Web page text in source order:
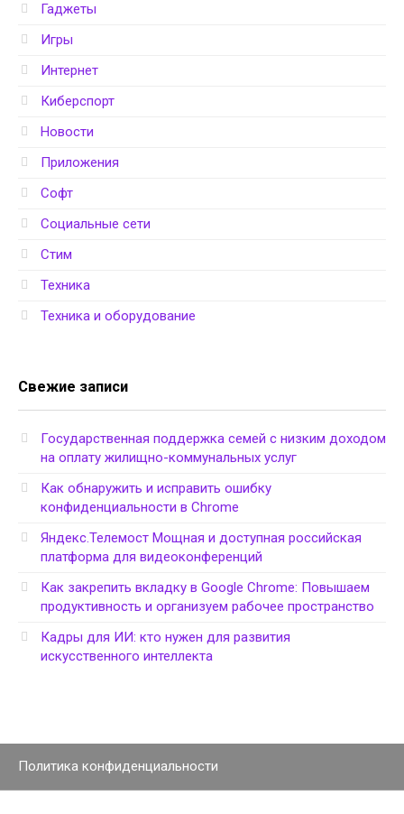
Гаджеты
Игры
Интернет
Киберспорт
Новости
Приложения
Софт
Социальные сети
Стим
Техника
Техника и оборудование
Свежие записи
Государственная поддержка семей с низким доходом
на оплату жилищно-коммунальных услуг
Как обнаружить и исправить ошибку
конфиденциальности в Chrome
Яндекс.Телемост Мощная и доступная российская
платформа для видеоконференций
Как закрепить вкладку в Google Chrome: Повышаем
продуктивность и организуем рабочее пространство
Кадры для ИИ: кто нужен для развития
искусственного интеллекта
Политика конфиденциальности